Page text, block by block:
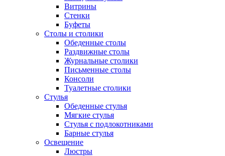
Витрины
Стенки
Буфеты
Столы и столики
Обеденные столы
Раздвижные столы
Журнальные столики
Письменные столы
Консоли
Туалетные столики
Стулья
Обеденные стулья
Мягкие стулья
Стулья с подлокотниками
Барные стулья
Освещение
Люстры